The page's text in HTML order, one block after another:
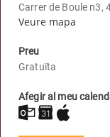
Carrer de Boule n3,
Veure mapa
Preu
Gratuïta
Afegir al meu